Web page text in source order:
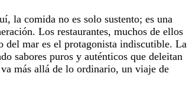
la comida no es solo sustento; es una
Los restaurantes, muchos de ellos
del mar es el protagonista indiscutible. La
sabores puros y auténticos que deleitan
más allá de lo ordinario, un viaje de